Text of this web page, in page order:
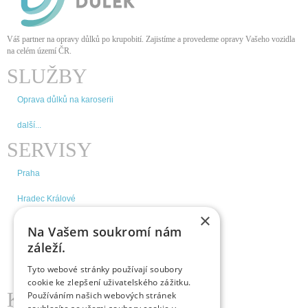
Váš partner na opravy důlků po krupobití. Zajistíme a provedeme opravy Vašeho vozidla
na celém území ČR.
SLUŽBY
Oprava důlků na karoserii
další...
SERVISY
Praha
Hradec Králové
České Budějovice
další...
KDE NÁS NAJDETE
×
Na Vašem soukromí nám
záleží.
Tyto webové stránky používají soubory
cookie ke zlepšení uživatelského zážitku.
Používáním našich webových stránek